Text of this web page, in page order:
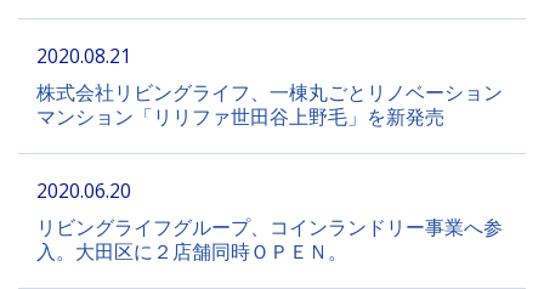
2020.08.21
株式会社リビングライフ、一棟丸ごとリノベーション
マンション「リリファ世田谷上野毛」を新発売
2020.06.20
リビングライフグループ、コインランドリー事業へ参
入。大田区に２店舗同時ＯＰＥＮ。